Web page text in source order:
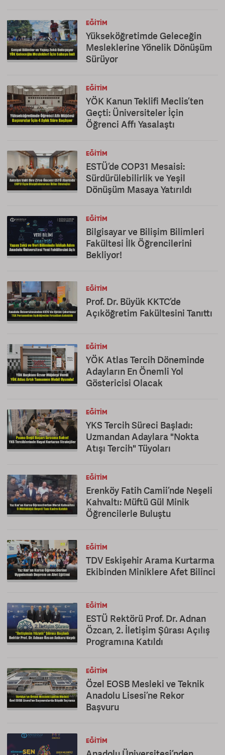
EĞITIM
Yükseköğretimde Geleceğin
Mesleklerine Yönelik Dönüşüm
Sürüyor
EĞITIM
YÖK Kanun Teklifi Meclis’ten
Geçti: Üniversiteler İçin
Öğrenci Affı Yasalaştı
EĞITIM
ESTÜ’de COP31 Mesaisi:
Sürdürülebilirlik ve Yeşil
Dönüşüm Masaya Yatırıldı
EĞITIM
Bilgisayar ve Bilişim Bilimleri
Fakültesi İlk Öğrencilerini
Bekliyor!
EĞITIM
Prof. Dr. Büyük KKTC’de
Açıköğretim Fakültesini Tanıttı
EĞITIM
YÖK Atlas Tercih Döneminde
Adayların En Önemli Yol
Göstericisi Olacak
EĞITIM
YKS Tercih Süreci Başladı:
Uzmandan Adaylara "Nokta
Atışı Tercih" Tüyoları
EĞITIM
Erenköy Fatih Camii’nde Neşeli
Kahvaltı: Müftü Gül Minik
Öğrencilerle Buluştu
EĞITIM
TDV Eskişehir Arama Kurtarma
Ekibinden Miniklere Afet Bilinci
EĞITIM
ESTÜ Rektörü Prof. Dr. Adnan
Özcan, 2. İletişim Şûrası Açılış
Programına Katıldı
EĞITIM
Özel EOSB Mesleki ve Teknik
Anadolu Lisesi’ne Rekor
Başvuru
EĞITIM